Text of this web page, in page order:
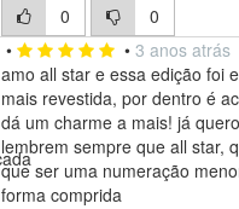
0 0
• • 3 anos atrás
amo all star e essa edição foi
mais revestida, por dentro é
dá um charme a mais! já
lembrem sempre que all star,
que ser uma numeração
forma comprida